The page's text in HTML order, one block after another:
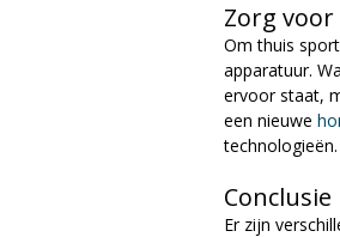
Zorg
Om thuis
apparatuur.
ervoor staat,
een nieuwe
technologieën.
Conclusie
Er zijn